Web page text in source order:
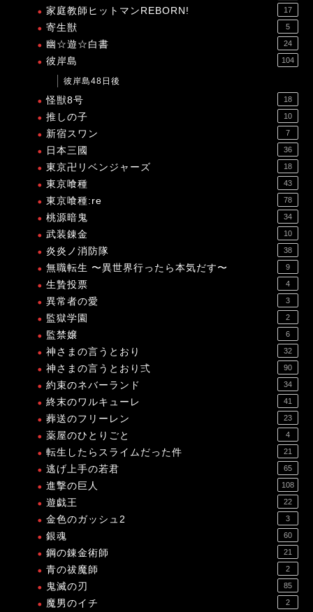
家庭教師ヒットマンREBORN! 17
寄生獣 5
幽☆遊☆白書 24
彼岸島 104
彼岸島48日後
怪獣8号 18
推しの子 10
新宿スワン 7
日本三國 36
東京卍リベンジャーズ 18
東京喰種 43
東京喰種:re 78
桃源暗鬼 34
武装錬金 10
炎炎ノ消防隊 38
無職転生 〜異世界行ったら本気だす〜 9
生贄投票 4
異常者の愛 3
監獄学園 2
監禁嬢 6
神さまの言うとおり 32
神さまの言うとおり弍 90
約束のネバーランド 34
終末のワルキューレ 41
葬送のフリーレン 23
薬屋のひとりごと 4
転生したらスライムだった件 21
逃げ上手の若君 65
進撃の巨人 108
遊戯王 22
金色のガッシュ2 3
銀魂 60
鋼の錬金術師 21
青の祓魔師 2
鬼滅の刃 85
魔男のイチ 2